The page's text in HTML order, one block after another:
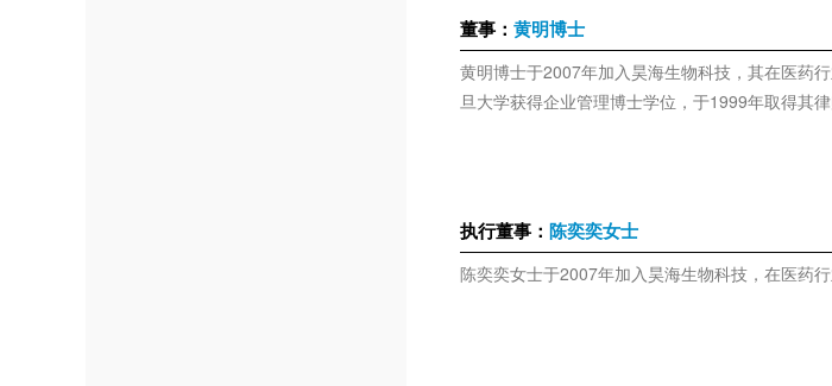
董事： 黄明博士
黄明博士于2007年加入昊海生物科技，其在医药
旦大学获得企业管理博士学位，于1999年取得其律
执行董事： 陈奕奕女士
陈奕奕女士于2007年加入昊海生物科技，在医药